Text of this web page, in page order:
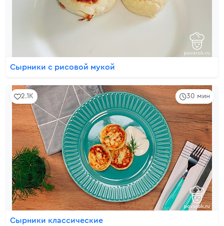
Сырники с рисовой мукой
30 мин
2.1K
Сырники классические